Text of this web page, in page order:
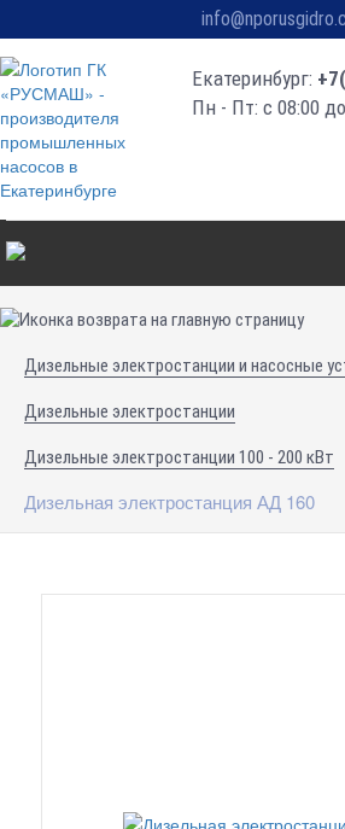
Екатеринбург:
Пн - Пт: с 08:00
Дизельные электростанции и насосные
Дизельные электростанции
Дизельные электростанции 100 - 200 кВт
Дизельная электростанция АД 160